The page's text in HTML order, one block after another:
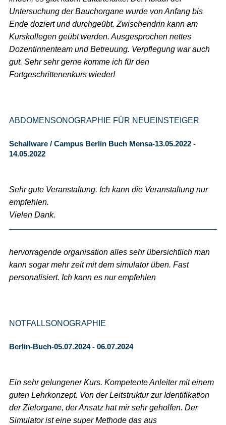
Untersuchung der Bauchorgane wurde von Anfang bis
Ende doziert und durchgeübt. Zwischendrin kann am
Kurskollegen geübt werden. Ausgesprochen nettes
Dozentinnenteam und Betreuung. Verpflegung war auch
gut. Sehr sehr gerne komme ich für den
Fortgeschrittenenkurs wieder!
ABDOMENSONOGRAPHIE FÜR NEUEINSTEIGER
Schallware / Campus Berlin Buch Mensa-13.05.2022 -
14.05.2022
Sehr gute Veranstaltung. Ich kann die Veranstaltung nur
empfehlen.
Vielen Dank.
hervorragende organisation alles sehr übersichtlich man
kann sogar mehr zeit mit dem simulator üben. Fast
personalisiert. Ich kann es nur empfehlen
NOTFALLSONOGRAPHIE
Berlin-Buch-05.07.2024 - 06.07.2024
Ein sehr gelungener Kurs. Kompetente Anleiter mit einem
guten Lehrkonzept. Von der Leitstruktur zur Identifikation
der Zielorgane, der Ansatz hat mir sehr geholfen. Der
Simulator ist eine super Methode das aus